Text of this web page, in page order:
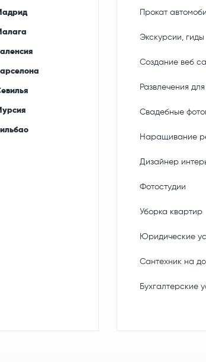
Прокат
Экскурсии, гиды
Создание веб
Развлечения
Свадебные
Наращивание
Дизайнер
Фотостудии
Уборка квартир
Юридические
Сантехник на
Бухгалтерские